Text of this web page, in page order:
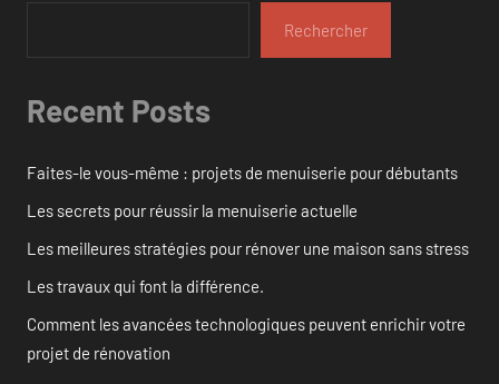
Rechercher
Recent Posts
Faites-le vous-même : projets de menuiserie pour débutants
Les secrets pour réussir la menuiserie actuelle
Les meilleures stratégies pour rénover une maison sans stress
Les travaux qui font la différence.
Comment les avancées technologiques peuvent enrichir votre
projet de rénovation